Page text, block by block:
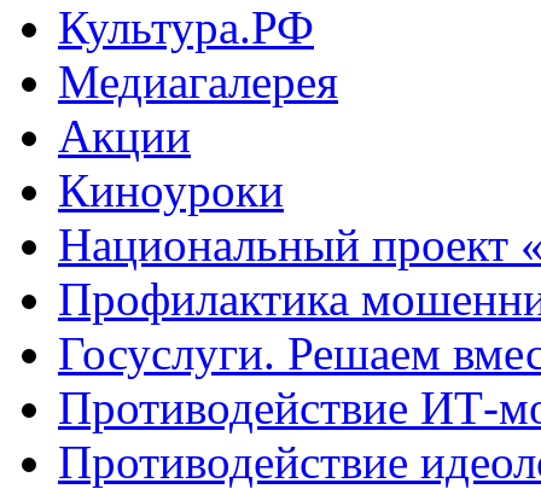
Культура.РФ
Медиагалерея
Акции
Киноуроки
Национальный проект
Профилактика
Госуслуги. Решаем
Противодействие ИТ-
Противодействие